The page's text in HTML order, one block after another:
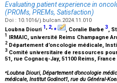
Evaluating patient experience in
(PROMs, PREMs, Satisfaction)
Doi : 10.1016/j.bulcan.2024.11.010
Loubna Diouri 1, 2,⁎ , Coralie Barbe 3,
1 IRMAIC, université Reims Champagne
2 Département d’oncologie médicale,
3 Comité universitaire de ressources
51, rue Cognacq-Jay, 51100 Reims, France
⁎Loubna Diouri, Département d’oncologie
médicale, Institut Godinot1, rue du Général-